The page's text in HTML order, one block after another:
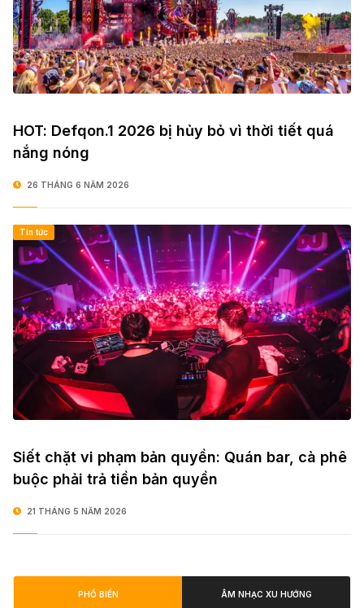
HOT: Defqon.1 2026 bị hủy bỏ vì thời tiết quá
nắng nóng
26 THÁNG 6 NĂM 2026
Tin tức
Siết chặt vi phạm bản quyền: Quán bar, cà phê
buộc phải trả tiền bản quyền
21 THÁNG 5 NĂM 2026
PHỔ BIẾN ÂM NHẠC XU HƯỚNG